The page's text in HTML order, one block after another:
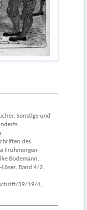
Sonstige und
des
Frühmorgen-
Bodemann,
Band 4/2.
39/19/4;